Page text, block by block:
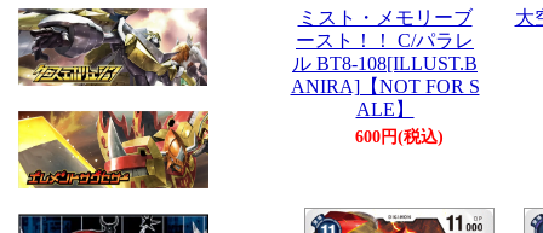
ミスト・メモリーブ
ースト！！ C/パラレ
ル BT8-108[ILLUST.B
ANIRA]【NOT FOR S
ALE】
600円(税込)
大